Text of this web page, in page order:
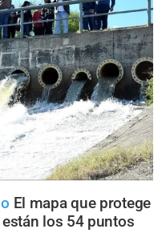
El mapa que protege
los 54 puntos